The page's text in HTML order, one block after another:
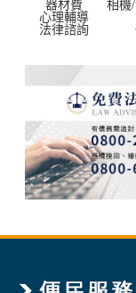
器材費
相機
心理輔導
法律諮詢